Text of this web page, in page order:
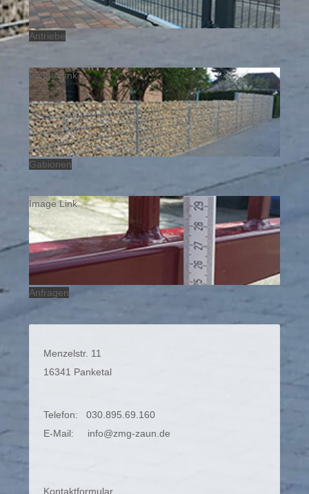
Antriebe
Image Link
Gabionen
Image Link
Anfragen
Menzelstr. 11
16341 Panketal
Telefon: 030.895.69.160
E-Mail: info@zmg-zaun.de
Kontaktformular